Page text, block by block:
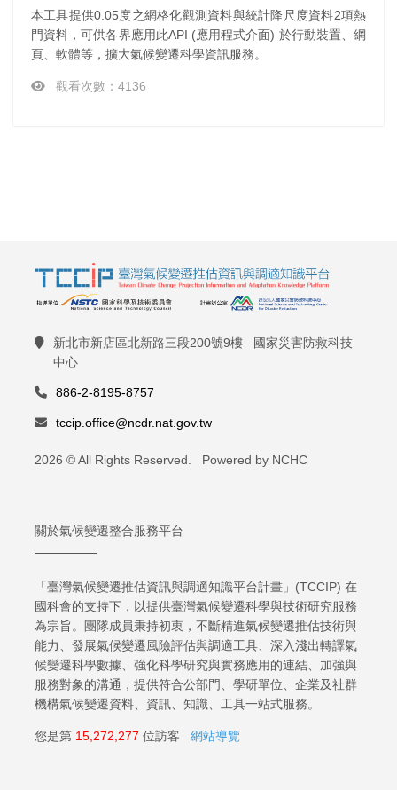
本工具提供0.05度之網格化觀測資料與統計降尺度資料2項熱
門資料，可供各界應用此API (應用程式介面) 於行動裝置、網
頁、軟體等，擴大氣候變遷科學資訊服務。
觀看次數：4136
新北市新店區北新路三段200號9樓 國家災害防救科技
中心
886-2-8195-8757
tccip.office@ncdr.nat.gov.tw
2026 © All Rights Reserved. Powered by NCHC
關於氣候變遷整合服務平台
「臺灣氣候變遷推估資訊與調適知識平台計畫」(TCCIP) 在
國科會的支持下，以提供臺灣氣候變遷科學與技術研究服務
為宗旨。團隊成員秉持初衷，不斷精進氣候變遷推估技術與
能力、發展氣候變遷風險評估與調適工具、深入淺出轉譯氣
候變遷科學數據、強化科學研究與實務應用的連結、加強與
服務對象的溝通，提供符合公部門、學研單位、企業及社群
機構氣候變遷資料、資訊、知識、工具一站式服務。
您是第 15,272,277 位訪客 網站導覽